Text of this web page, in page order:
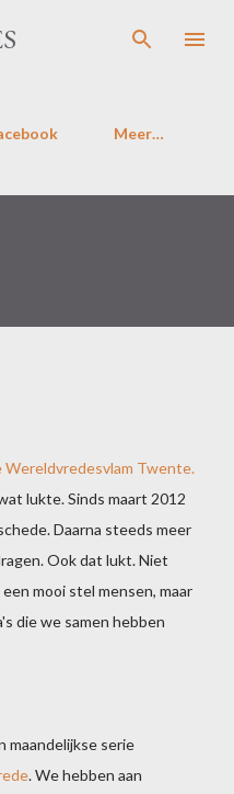
Meer…
Wereldvredesvlam Twente.
lukte. Sinds maart 2012
Daarna steeds meer
Ook dat lukt. Niet
mooi stel mensen, maar
die we samen hebben
maandelijkse serie
. We hebben aan